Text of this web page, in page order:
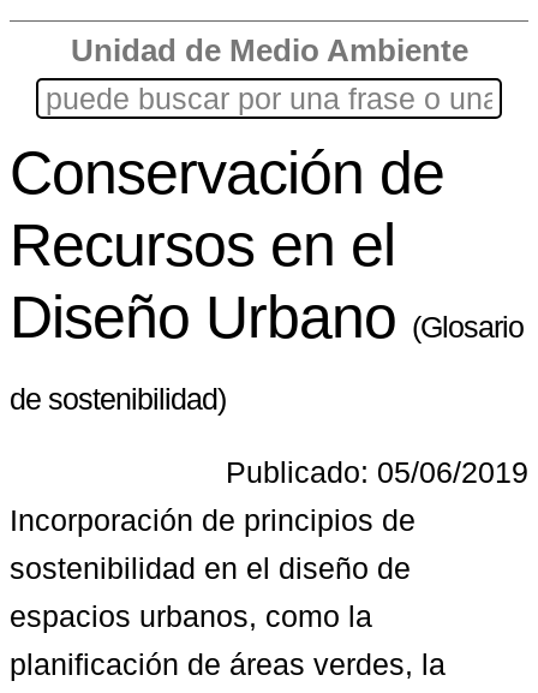
Unidad de Medio Ambiente
Conservación de
Recursos en el
Diseño Urbano (Glosario
de sostenibilidad)
Publicado: 05/06/2019
Incorporación de principios de
sostenibilidad en el diseño de
espacios urbanos, como la
planificación de áreas verdes, la